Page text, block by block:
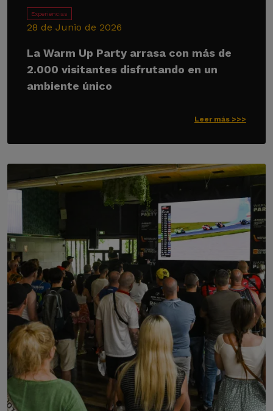
Experiencias
28 de Junio de 2026
La Warm Up Party arrasa con más de
2.000 visitantes disfrutando en un
ambiente único
Leer más >>>